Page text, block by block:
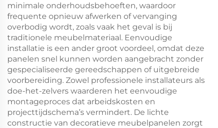
minimale onderhoudsbehoeften, waardoor
frequente opnieuw afwerken of vervanging
overbodig wordt, zoals vaak het geval is bij
traditionele meubelmateriaal. Eenvoudige
installatie is een ander groot voordeel, omdat deze
panelen snel kunnen worden aangebracht zonder
gespecialiseerde gereedschappen of uitgebreide
voorbereiding. Zowel professionele installateurs als
doe-het-zelvers waarderen het eenvoudige
montageproces dat arbeidskosten en
projecttijdschema’s vermindert. De lichte
constructie van decoratieve meubelpanelen zorgt